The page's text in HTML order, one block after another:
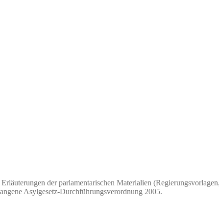
der parlamentarischen Materialien
Asylgesetz-Durchführungsverordnung 2005.